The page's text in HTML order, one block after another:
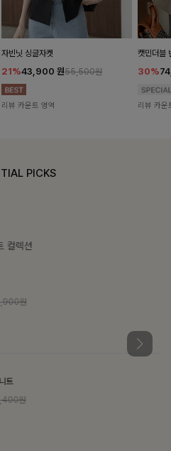
자빈닛 싱글자켓
21%43,900 원55,500원
리뷰 카운트 영역
캣민더블
30%
리뷰 카운
PICKS
컬렉션
원
트
원